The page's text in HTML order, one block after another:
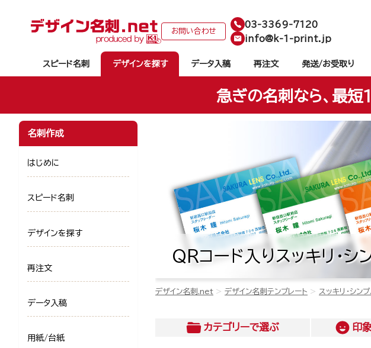
お問い合わせ
03-3369-7120
info@k-1-print.jp
スピード名刺 デザインを探す データ入稿 再注文 発送/お受取り
急ぎの名刺なら、最
QRコード入りスッキリ・シ
デザイン名刺.net デザイン名刺テンプレート スッキリ・シン
カテゴリーで選ぶ 印
名刺作成
はじめに
スピード名刺
デザインを探す
再注文
データ入稿
用紙/台紙